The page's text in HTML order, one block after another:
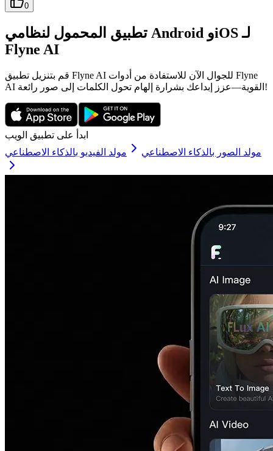
0
تطبيق المحمول لنظامي Android وiOS لـ
Flyne AI
قم بتنزيل تطبيق Flyne AI للجوال الآن للاستفادة من أدوات Flyne
AI القوية—عزز إبداعك بشرارة إلهام تحول الكلمات إلى صور رائعة!
ابدأ على تطبيق الويب
مولد الصور بالذكاء الاصطناعي
مولد الفيديو بالذكاء الاصطناعي